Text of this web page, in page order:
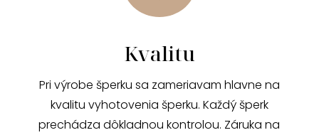
Kvalitu
Pri výrobe šperku sa zameriavam hlavne na
kvalitu vyhotovenia šperku. Každý šperk
prechádza dôkladnou kontrolou. Záruka na